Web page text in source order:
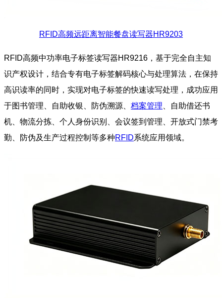
RFID高频远距离智能餐盘读写器HR9203
RFID高频中功率电子标签读写器HR9216，基于完全自主知
识产权设计，结合专有电子标签解码核心与处理算法，在保持
高识读率的同时，实现对电子标签的快速读写处理，成功应用
于图书管理、自助收银、防伪溯源、 档案管理 、自助借还书
机、物流分拣、个人身份识别、会议签到管理、开放式门禁考
勤、防伪及生产过程控制等多种RFID系统应用领域。